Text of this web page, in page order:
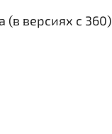
(в версиях с 360)